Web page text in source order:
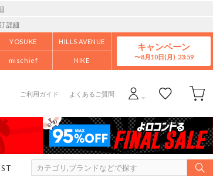
詳細
YOSUKE HILLS AVENUE
mischief NIKE
キャンペーン
8月10日(月)
ご利用ガイド よくあるご質問